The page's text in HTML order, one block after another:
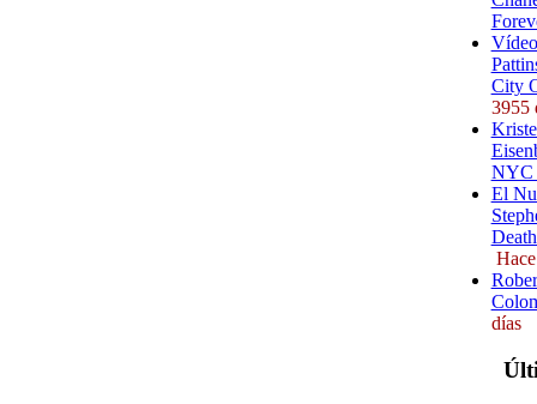
City
3955
NYC
El
días